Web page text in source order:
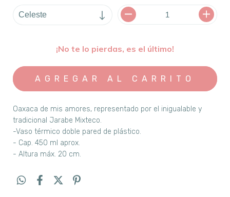
¡No te lo pierdas, es el último!
Oaxaca de mis amores, representado por el inigualable y
tradicional Jarabe Mixteco.
-Vaso térmico doble pared de plástico.
- Cap. 450 ml aprox.
- Altura máx. 20 cm.